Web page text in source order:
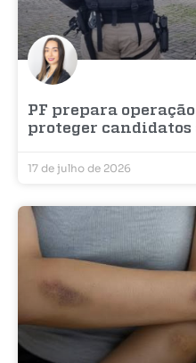
PF prepara
proteger
17 de julho de 2026